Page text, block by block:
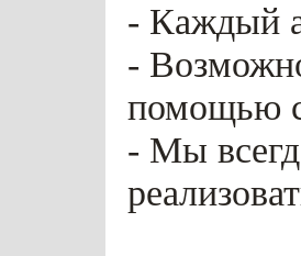
- Каждый
-
помощью
- Мы